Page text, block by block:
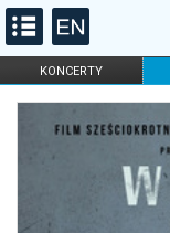
KONCERTY
FILHARMONIA
DLA DZIECI